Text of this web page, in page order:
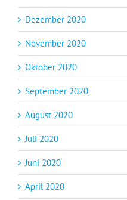
Dezember 2020
November 2020
Oktober 2020
September 2020
August 2020
Juli 2020
Juni 2020
April 2020